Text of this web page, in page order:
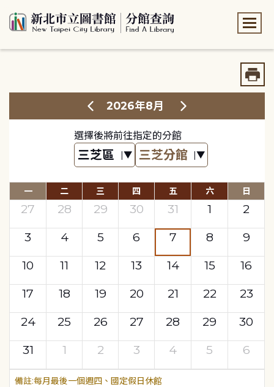
2026年8月
選擇後將前往指定的分館
一 二 三 四 五 六 日
27 28 29 30 31 1
2
3
4 5 6 7 8
9
10
11 12 13 14 15
16
17
18 19 20 21 22
23
24
25 26 27 28 29
30
31
1 2 3 4 5 6
每月最後一個週四、國定假日休館